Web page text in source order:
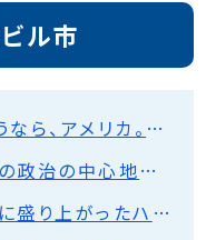
ル市
10月26日(火曜日)さようなら、アメリカ。またいつか。
10月25日(月曜日)世界の政治の中心地を巡って(ワシントンD.C.)
10月22日(金曜日)最高に盛り上がったハロウィンパーティー(ノックスビル)